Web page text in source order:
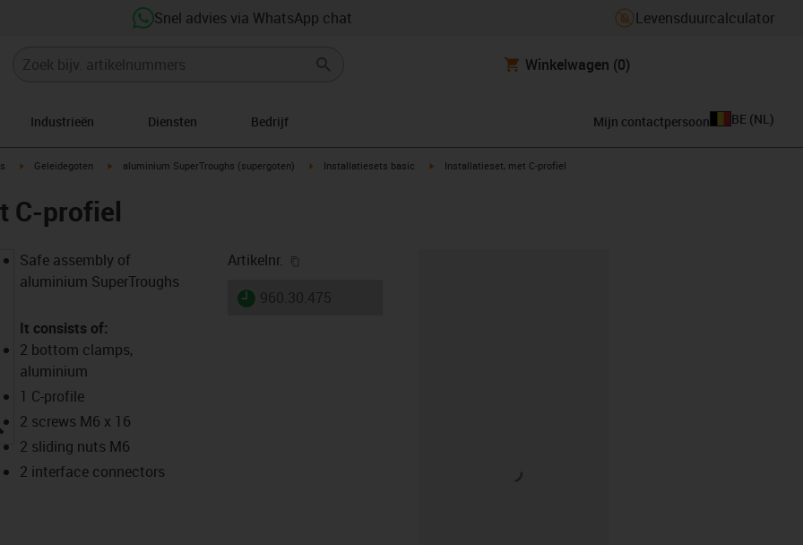
Snel advies via WhatsApp chat Levensduurcalculator
Winkelwagen (0)
Industrieën Diensten Bedrijf Mijn contactpersoon BE (NL )
right igus-icon-arrow-right
Geleidegoten igus-icon-arrow-right
aluminium SuperTroughs (supergoten) igus-icon-arrow-right
Installatiesets basic igus-icon-arrow-right
Installatieset, met C-profiel
C-profiel
igus-icon-lupe
Safe assembly of
aluminium SuperTroughs
It consists of:
2 bottom clamps,
aluminium
1 C-profile
2 screws M6 x 16
2 sliding nuts M6
2 interface connectors
Artikelnr.
igus-icon-lieferzeit